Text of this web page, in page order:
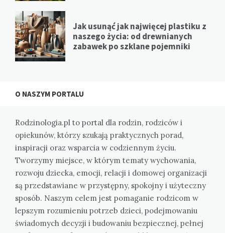
Jak usunąć jak najwięcej plastiku z
naszego życia: od drewnianych
zabawek po szklane pojemniki
O NASZYM PORTALU
Rodzinologia.pl to portal dla rodzin, rodziców i
opiekunów, którzy szukają praktycznych porad,
inspiracji oraz wsparcia w codziennym życiu.
Tworzymy miejsce, w którym tematy wychowania,
rozwoju dziecka, emocji, relacji i domowej organizacji
są przedstawiane w przystępny, spokojny i użyteczny
sposób. Naszym celem jest pomaganie rodzicom w
lepszym rozumieniu potrzeb dzieci, podejmowaniu
świadomych decyzji i budowaniu bezpiecznej, pełnej